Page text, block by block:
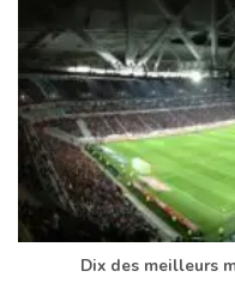
Dix des meilleurs